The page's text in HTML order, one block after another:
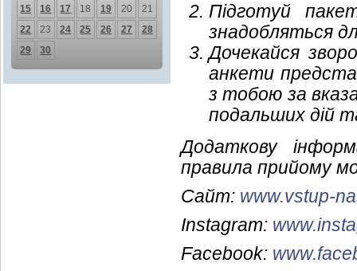
15
16 17 18 19 20
21
22
23 24 25 26 27
28
29
30
Підготуй
знадобляться
Дочекайся
анкети
з тобою за
подальших дій
Додаткову
правила прийому
Сайт: www.vstup-
Instagram:
Facebook: